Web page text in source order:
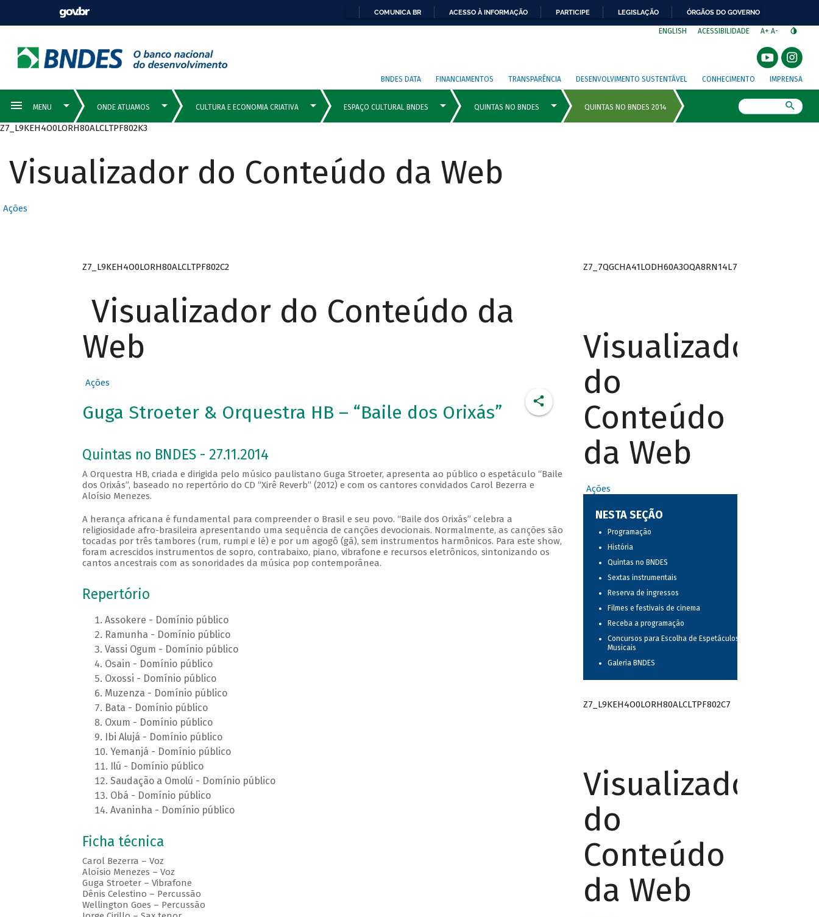
COMUNICA BR ACESSO À INFORMAÇÃO PARTICIPE LEGISLAÇÃO ÓRGÃOS DO GOVERNO
ENGLISH ACESSIBILIDADE A+ A-
BNDES DATA FINANCIAMENTOS TRANSPARÊNCIA DESENVOLVIMENTO SUSTENTÁVEL CONHECIMENTO IMPRENSA
Z7_L9KEH4O0LORH80ALCLTPF802K3
Visualizador do Conteúdo da Web
Ações
Z7_L9KEH4O0LORH80ALCLTPF802C2
Visualizador do Conteúdo da
Web
Ações
Guga Stroeter & Orquestra HB – “Baile dos Orixás”
Quintas no BNDES - 27.11.2014
A Orquestra HB, criada e dirigida pelo músico paulistano Guga Stroeter, apresenta ao público o espetáculo “Baile
dos Orixás”, baseado no repertório do CD “Xirê Reverb” (2012) e com os cantores convidados Carol Bezerra e
Aloísio Menezes.
A herança africana é fundamental para compreender o Brasil e seu povo. “Baile dos Orixás” celebra a
religiosidade afro-brasileira apresentando uma sequência de canções devocionais. Normalmente, as canções são
tocadas por três tambores (rum, rumpi e lé) e por um agogô (gã), sem instrumentos harmônicos. Para este show,
foram acrescidos instrumentos de sopro, contrabaixo, piano, vibrafone e recursos eletrônicos, sintonizando os
cantos ancestrais com as sonoridades da música pop contemporânea.
Repertório
Assokere - Domínio público
Ramunha - Domínio público
Vassi Ogum - Domínio público
Osain - Domínio público
Oxossi - Domínio público
Muzenza - Domínio público
Bata - Domínio público
Oxum - Domínio público
Ibi Alujá - Domínio público
Yemanjá - Domínio público
Ilú - Domínio público
Saudação a Omolú - Domínio público
Obá - Domínio público
Avaninha - Domínio público
Ficha técnica
Carol Bezerra – Voz
Aloísio Menezes – Voz
Guga Stroeter – Vibrafone
Dênis Celestino – Percussão
Wellington Goes – Percussão
Z7_7QGCHA41LODH60A3OQA8RN14L7
Visualizador
do
Conteúdo
da Web
Ações
NESTA SEÇÃO
Programação
História
Quintas no BNDES
Sextas instrumentais
Reserva de ingressos
Filmes e festivais de cinema
Receba a programação
Concursos para Escolha de Espetáculos
Musicais
Galeria BNDES
Z7_L9KEH4O0LORH80ALCLTPF802C7
Visualizador
do
Conteúdo
da Web